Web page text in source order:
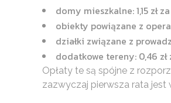
domy mieszkalne: 1,15 zł
obiekty powiązane z
działki związane z
dodatkowe tereny: 0,46 zł
Opłaty te są spójne z
zazwyczaj pierwsza rata jest